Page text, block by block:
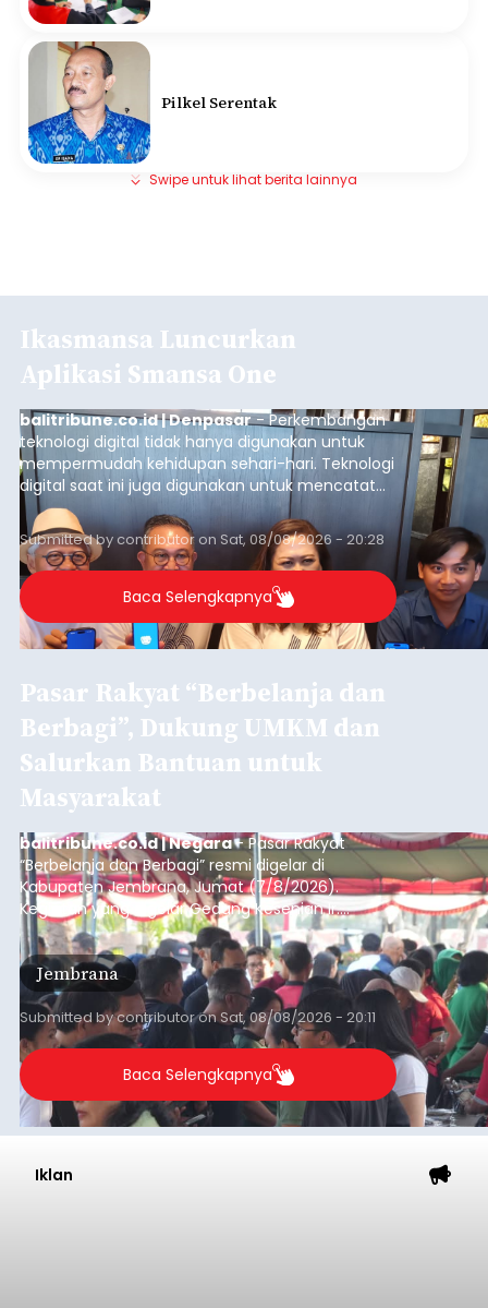
Pilkel Serentak
Swipe untuk lihat berita lainnya
Ikasmansa Luncurkan
Aplikasi Smansa One
balitribune.co.id | Denpasar- Perkembangan
teknologi digital tidak hanya digunakan untuk
mempermudah kehidupan sehari-hari. Teknologi
digital saat ini juga digunakan untuk mencatat
dan mengelola data base alumni dari suatu
sekolah, salah satunya adalah alumni SMA 1
Denpasar.
Submitted bycontributoron Sat, 08/08/2026 - 20:28
Baca Selengkapnya
Pasar Rakyat “Berbelanja dan
Berbagi”, Dukung UMKM dan
Salurkan Bantuan untuk
Masyarakat
balitribune.co.id | Negara- Pasar Rakyat
“Berbelanja dan Berbagi” resmi digelar di
Kabupaten Jembrana, Jumat (7/8/2026).
Kegiatan yang digelar Gedung Kesenian Ir.
Soekarno ini memadukan pemberdayaan
ekonomi masyarakat dengan aksi sosial tersebut
mendapat antusiasme tinggi dan mencatat nilai
transaksi mencapai Rp672.733.200.
Jembrana
Submitted bycontributoronSat, 08/08/2026 - 20:11
Baca Selengkapnya
Iklan